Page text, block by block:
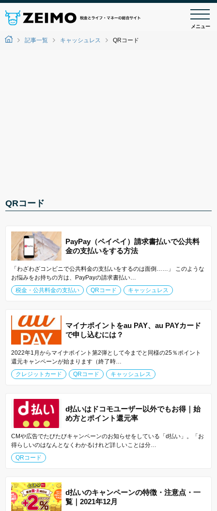
メニュー
記事一覧 キャッシュレス QRコード
QRコード
PayPay（ペイペイ）請求書払いで公共料
金の支払いをする方法
「わざわざコンビニで公共料金の支払いをするのは面倒……」 このような
お悩みをお持ちの方は、PayPayの請求書払い…
税金・公共料金の支払い
QRコード キャッシュレス
マイナポイントをau PAY、au PAYカード
で申し込むには？
2022年1月からマイナポイント第2弾として今までと同様の25％ポイント
還元キャンペーンが始まります（終了時…
クレジットカード
QRコード キャッシュレス
d払いはドコモユーザー以外でもお得｜始
め方とポイント還元率
CMや広告でたびたびキャンペーンのお知らせをしている「d払い」。「お
得らしいのはなんとなくわかるけれど詳しいことは分…
QRコード
d払いのキャンペーンの特徴・注意点・一
覧｜2021年12月